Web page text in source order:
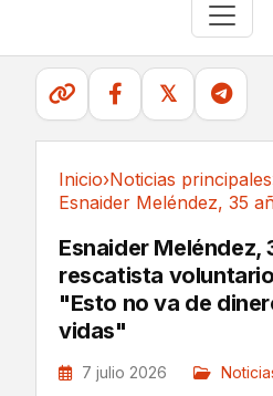
𝕏
Inicio›Noticias principales
Esnaider Meléndez,
rescatista
"Esto no va de
vidas"
7 julio 2026